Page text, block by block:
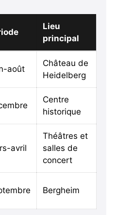
Lieu
principal
août
Château de
Heidelberg
Centre
historique
avril
Théâtres et
salles de
concert
Bergheim